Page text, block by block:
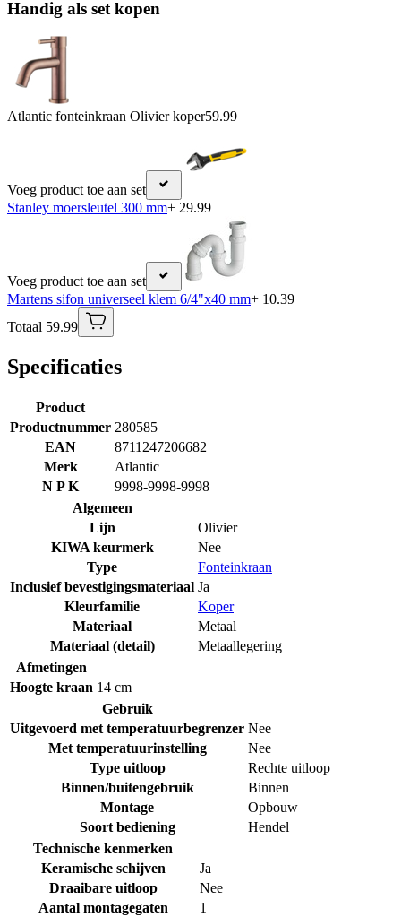
Handig als set kopen
Atlantic fonteinkraan Olivier koper59.99
Voeg product toe aan set
Stanley moersleutel 300 mm+ 29.99
Voeg product toe aan set
Martens sifon universeel klem 6/4"x40 mm+ 10.39
Totaal 59.99
Specificaties
Product
Productnummer 280585
EAN
8711247206682
Merk
Atlantic
N P K
9998-9998-9998
Algemeen
Lijn
Olivier
KIWA keurmerk
Nee
Type
Fonteinkraan
Inclusief bevestigingsmateriaal Ja
Kleurfamilie
Koper
Materiaal
Metaal
Materiaal (detail)
Metaallegering
Afmetingen
Hoogte kraan 14 cm
Gebruik
Uitgevoerd met temperatuurbegrenzer Nee
Met temperatuurinstelling
Nee
Type uitloop
Rechte uitloop
Binnen/buitengebruik
Binnen
Montage
Opbouw
Soort bediening
Hendel
Technische kenmerken
Keramische schijven
Ja
Draaibare uitloop
Nee
Aantal montagegaten
1